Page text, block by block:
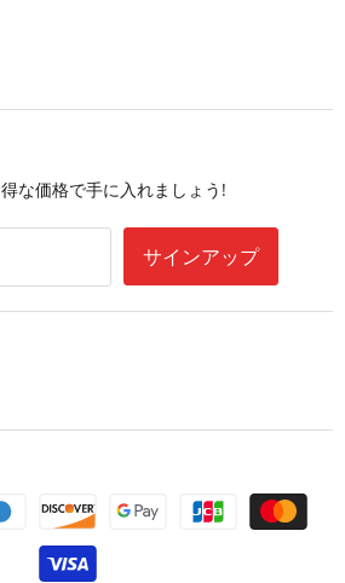
な価格で手に入れましょう!
サインアップ